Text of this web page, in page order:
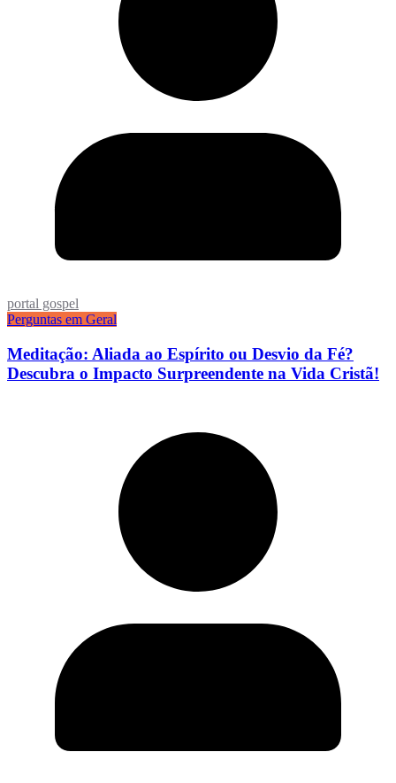
portal gospel
Perguntas em Geral
Meditação: Aliada ao Espírito ou Desvio da Fé?
Descubra o Impacto Surpreendente na Vida Cristã!